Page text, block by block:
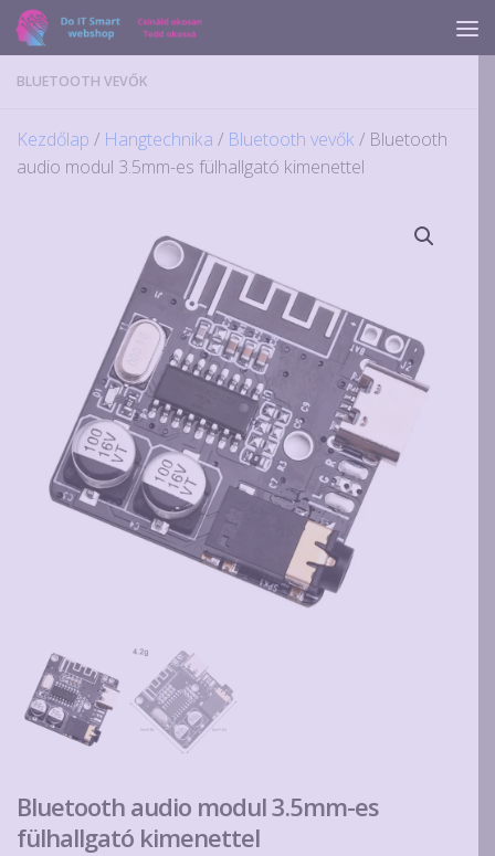
Skip to content
BLUETOOTH VEVŐK
Kezdőlap / Hangtechnika / Bluetooth vevők / Bluetooth
audio modul 3.5mm-es fülhallgató kimenettel
Bluetooth audio modul 3.5mm-es
fülhallgató kimenettel